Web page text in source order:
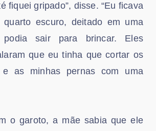
fiquei gripado”, disse. “Eu ficava
escuro, deitado em uma
podia sair para brincar. Eles
que eu tinha que cortar os
e as minhas pernas com uma
o garoto, a mãe sabia que ele